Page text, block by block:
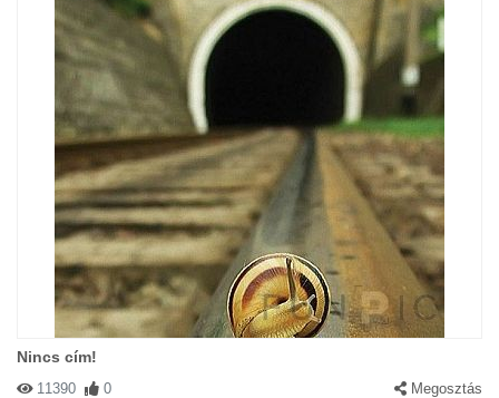
Nincs cím!
11390 0 Megosztás